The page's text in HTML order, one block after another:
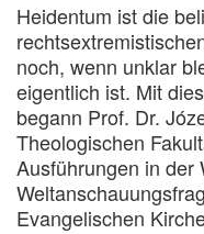
Heidentum ist die
noch, wenn unklar
eigentlich ist. Mit
begann Prof. Dr.
Theologischen
Ausführungen in der
Evangelischen